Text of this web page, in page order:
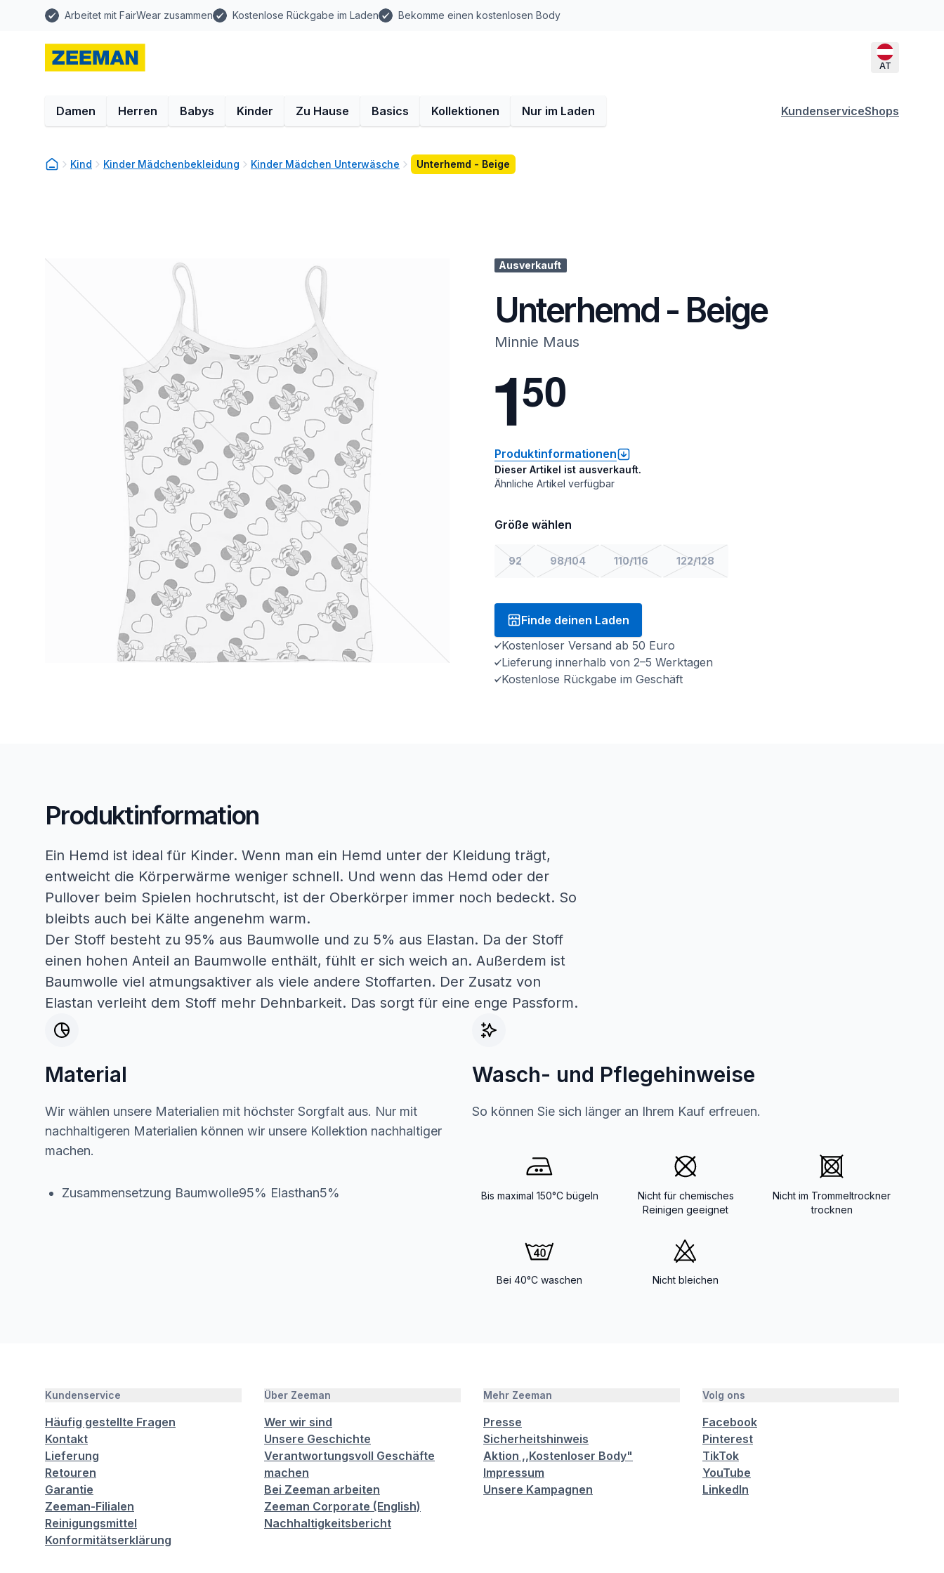
Arbeitet mit FairWear zusammen Kostenlose Rückgabe im Laden Bekomme einen kostenlosen Body
AT
Damen Herren Babys Kinder Zu Hause Basics Kollektionen Nur im Laden KundenserviceShops
Kind Kinder Mädchenbekleidung Kinder Mädchen Unterwäsche Unterhemd - Beige
Ausverkauft
Unterhemd - Beige
Minnie Maus
150
Produktinformationen
Dieser Artikel ist ausverkauft.
Ähnliche Artikel verfügbar
Größe wählen
92 98/104 110/116 122/128
Finde deinen Laden
Kostenloser Versand ab 50 Euro
Lieferung innerhalb von 2–5 Werktagen
Kostenlose Rückgabe im Geschäft
Produktinformation
Ein Hemd ist ideal für Kinder. Wenn man ein Hemd unter der Kleidung trägt,
entweicht die Körperwärme weniger schnell. Und wenn das Hemd oder der
Pullover beim Spielen hochrutscht, ist der Oberkörper immer noch bedeckt. So
bleibts auch bei Kälte angenehm warm.
Der Stoff besteht zu 95% aus Baumwolle und zu 5% aus Elastan. Da der Stoff
einen hohen Anteil an Baumwolle enthält, fühlt er sich weich an. Außerdem ist
Baumwolle viel atmungsaktiver als viele andere Stoffarten. Der Zusatz von
Elastan verleiht dem Stoff mehr Dehnbarkeit. Das sorgt für eine enge Passform.
Material
Wir wählen unsere Materialien mit höchster Sorgfalt aus. Nur mit
nachhaltigeren Materialien können wir unsere Kollektion nachhaltiger
machen.
Zusammensetzung Baumwolle95% Elasthan5%
Wasch- und Pflegehinweise
So können Sie sich länger an Ihrem Kauf erfreuen.
Bis maximal 150°C bügeln
Nicht für chemisches
Reinigen geeignet
Nicht im Trommeltrockner
trocknen
Bei 40°C waschen Nicht bleichen
Kundenservice
Häufig gestellte Fragen
Kontakt
Lieferung
Retouren
Garantie
Zeeman-Filialen
Reinigungsmittel
Konformitätserklärung
Über Zeeman
Wer wir sind
Unsere Geschichte
Verantwortungsvoll Geschäfte
machen
Bei Zeeman arbeiten
Zeeman Corporate (English)
Nachhaltigkeitsbericht
Mehr Zeeman
Presse
Sicherheitshinweis
Aktion ,,Kostenloser Body"
Impressum
Unsere Kampagnen
Volg ons
Facebook
Pinterest
TikTok
YouTube
LinkedIn